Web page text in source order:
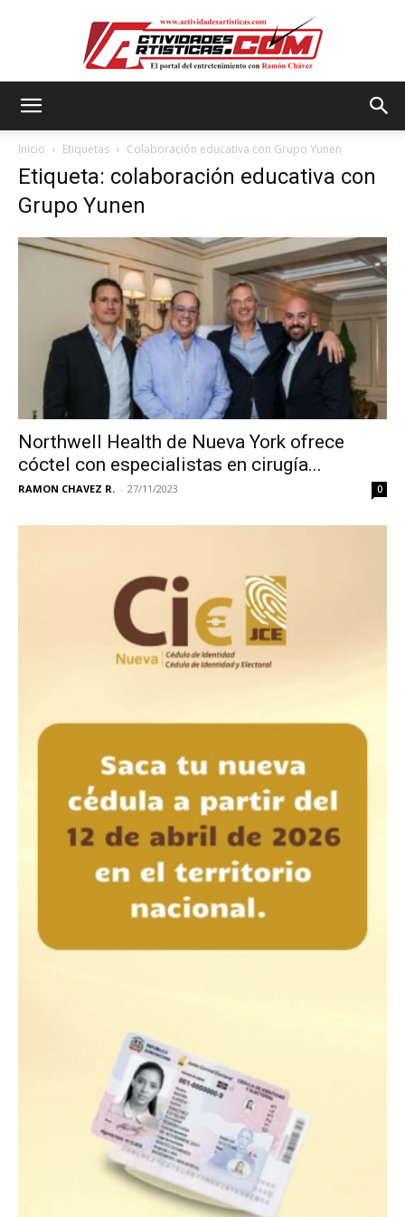
Inicio Etiquetas Colaboración educativa con Grupo Yunen
Etiqueta: colaboración educativa con
Grupo Yunen
Northwell Health de Nueva York ofrece
cóctel con especialistas en cirugía...
RAMON CHAVEZ R. - 27/11/2023 0